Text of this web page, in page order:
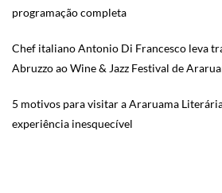
programação completa
Chef italiano Antonio Di Francesco leva
Abruzzo ao Wine & Jazz Festival de
5 motivos para visitar a Araruama
experiência inesquecível